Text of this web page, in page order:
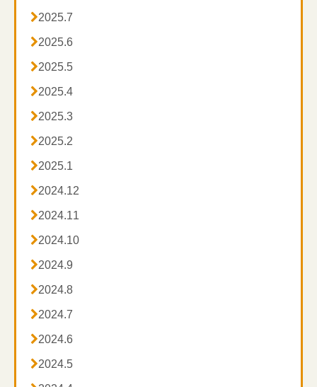
東京都狛江市、稲城市と町田市の一部
無料体験マッサージを
の方は下記まで！！
ＴＥＬ： ０１２０―３７３―３５２
→ https://www.instagram.com/heart_smile_massage/
***************
ハートスマイルマッサージ・川崎
麻生
住所：川崎市麻生区千代ケ丘1-20-29グリーンハウス
新百合103
ハートスマイルマッサージ・川崎
多摩
住所：川崎市多摩区宿河原3-10-13-101
ハートスマイルマッサージ・横浜
青葉
住所：横浜市青葉区美しが丘5-13-6-201
***********************
2025.7
2025.6
2025.5
2025.4
2025.3
2025.2
2025.1
2024.12
2024.11
2024.10
2024.9
2024.8
2024.7
2024.6
2024.5